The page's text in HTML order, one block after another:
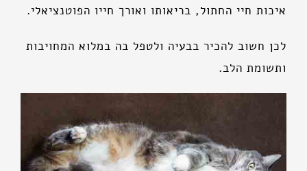
איכות חיי החתול, בריאותו ואורך חייו הפוטנציאלי.
לכן חשוב להכיר בבעיה ולטפל בה במלוא המחויבות
ותשומת הלב.